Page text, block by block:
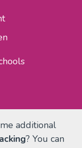
additional
? You can